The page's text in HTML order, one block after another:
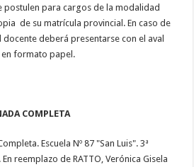
para cargos de la modalidad
de su matrícula provincial. En caso de
deberá presentarse con el aval
formato papel.
COMPLETA
Escuela Nº 87 "San Luis". 3ª
reemplazo de RATTO, Verónica Gisela